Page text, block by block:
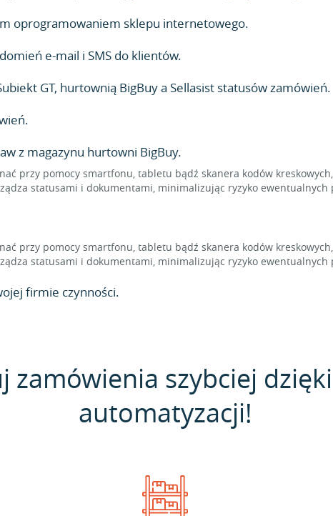
oprogramowaniem sklepu internetowego.
e-mail i SMS do klientów.
GT, hurtownią BigBuy a Sellasist statusów zamówień.
z magazynu hurtowni BigBuy.
przy pomocy smartfonu, tabletu bądź skanera kodów
statusami i dokumentami, minimalizując ryzyko ewentualnych
przy pomocy smartfonu, tabletu bądź skanera kodów
statusami i dokumentami, minimalizując ryzyko ewentualnych
firmie czynności.
zamówienia szybciej
automatyzacji!